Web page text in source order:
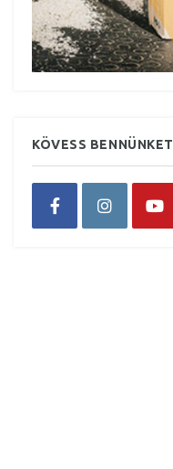
KÖVESS BENNÜNKET